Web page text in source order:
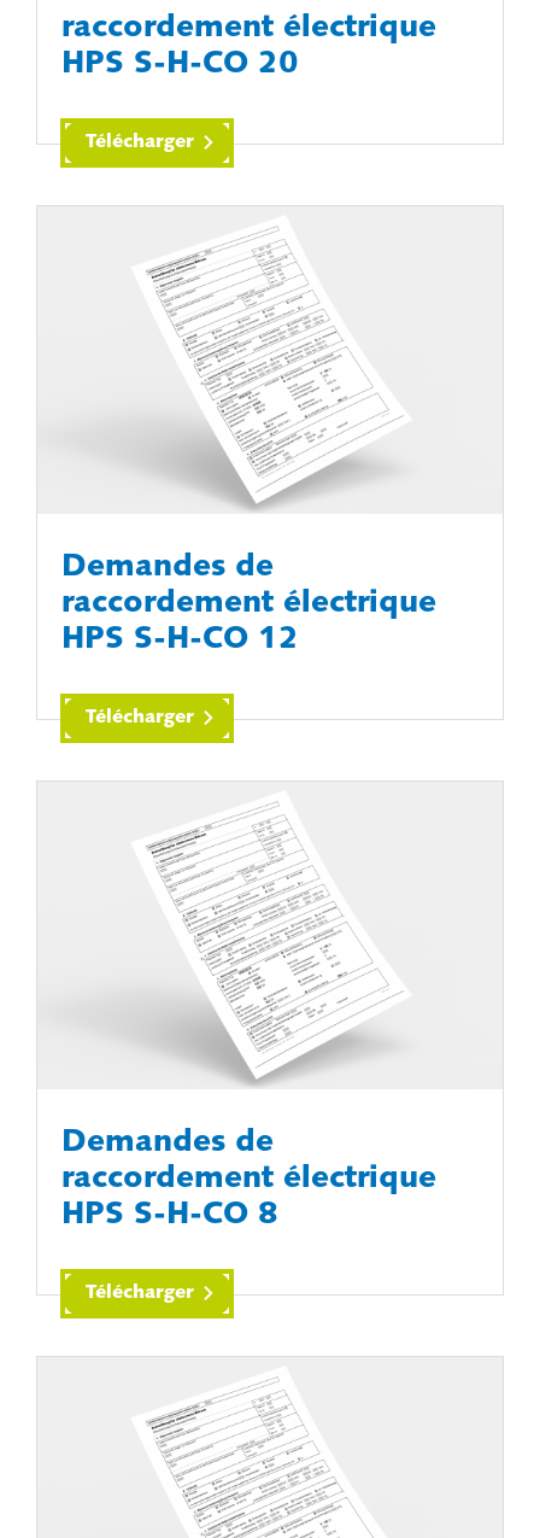
raccordement électrique
HPS S-H-CO 20
Télécharger
Demandes de
raccordement électrique
HPS S-H-CO 12
Télécharger
Demandes de
raccordement électrique
HPS S-H-CO 8
Télécharger